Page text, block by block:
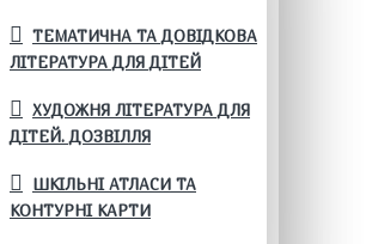
ТЕМАТИЧНА ТА ДОВІДКОВА
ЛІТЕРАТУРА ДЛЯ ДІТЕЙ
ХУДОЖНЯ ЛІТЕРАТУРА ДЛЯ
ДІТЕЙ. ДОЗВІЛЛЯ
ШКІЛЬНІ АТЛАСИ ТА
КОНТУРНІ КАРТИ